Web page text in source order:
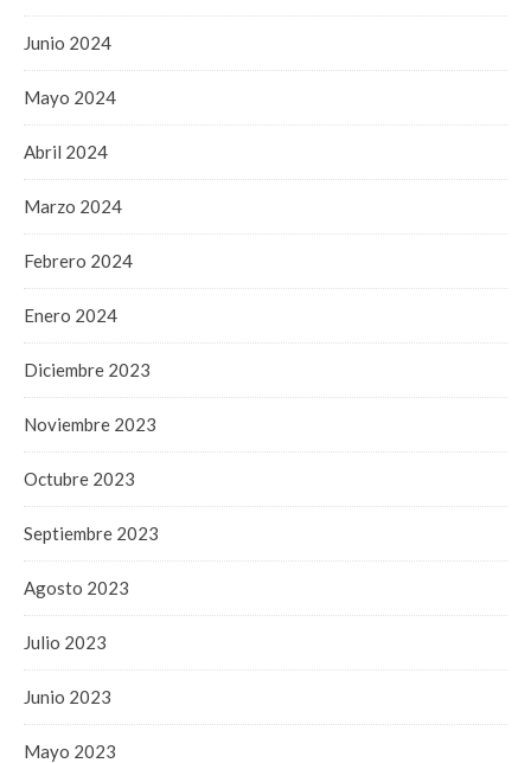
Junio 2024
Mayo 2024
Abril 2024
Marzo 2024
Febrero 2024
Enero 2024
Diciembre 2023
Noviembre 2023
Octubre 2023
Septiembre 2023
Agosto 2023
Julio 2023
Junio 2023
Mayo 2023